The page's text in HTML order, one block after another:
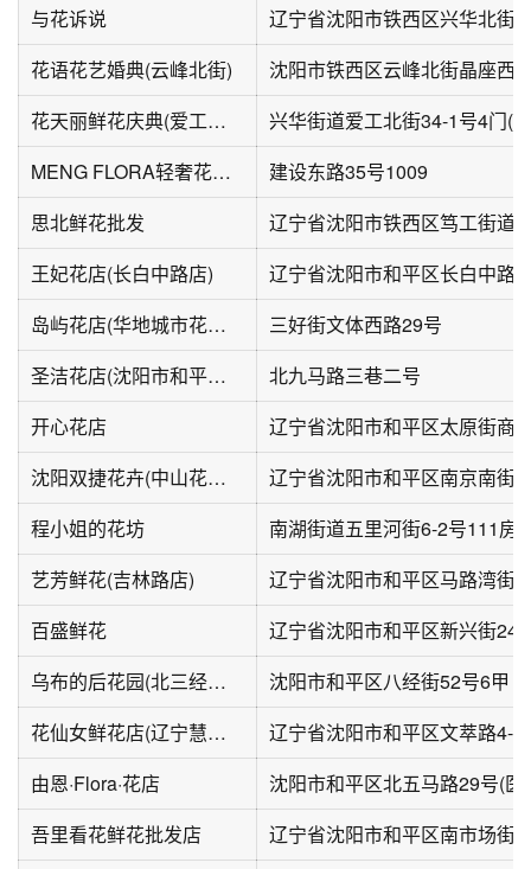
与花诉说
辽宁省沈阳市铁西区兴华北街
花语花艺婚典(云峰北街)
沈阳市铁西区云峰北街晶座西
花天丽鲜花庆典(爱工北街店)
兴华街道爱工北街34-1号4门(
MENG FLORA轻奢花店·求婚布置(铁西店)
建设东路35号1009
思北鲜花批发
王妃花店(长白中路店)
辽宁省沈阳市和平区长白中路
岛屿花店(华地城市花园店)
三好街文体西路29号
圣洁花店(沈阳市和平区吴淞街道宁大社区店)
北九马路三巷二号
开心花店
辽宁省沈阳市和平区太原街商
沈阳双捷花卉(中山花卉分店)
程小姐的花坊
艺芳鲜花(吉林路店)
百盛鲜花
辽宁省沈阳市和平区新兴街24
乌布的后花园(北三经街店)
沈阳市和平区八经街52号6甲
花仙女鲜花店(辽宁慧园大厦店)
辽宁省沈阳市和平区文萃路4-
由恩·Flora·花店
沈阳市和平区北五马路29号(
吾里看花鲜花批发店
辽宁省沈阳市和平区南市场街